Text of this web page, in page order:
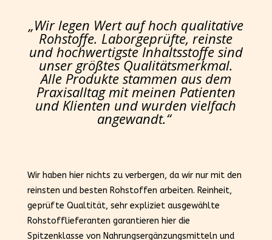
„Wir legen Wert auf hoch qualitative
Rohstoffe. Laborgeprüfte, reinste
und hochwertigste Inhaltsstoffe sind
unser größtes Qualitätsmerkmal.
Alle Produkte stammen aus dem
Praxisalltag mit meinen Patienten
und Klienten und wurden vielfach
angewandt.“
Wir haben hier nichts zu verbergen, da wir nur mit den
reinsten und besten Rohstoffen arbeiten. Reinheit,
geprüfte Qualtität, sehr expliziet ausgewählte
Rohstofflieferanten garantieren hier die
Spitzenklasse von Nahrungsergänzungsmitteln und